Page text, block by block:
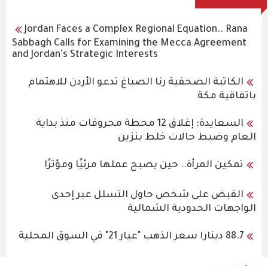
Jordan Faces a Complex Regional Equation.. Rana
Sabbagh Calls for Examining the Mecca Agreement
and Jordan's Strategic Interests
الكاتبة الصحفية رنا الصباغ تدعو الأردن للاهتمام
باتفاقية مكة
السعايدة: إغلاق 12 محطة محروقات منذ بداية
العام وضبط حالات خلط بنزين
تمكين المرأة.. حين يصبح عملها مرئيًا ومؤثرًا
القبض على شخص حاول التسلل عبر إحدى
الواجهات الحدودية الشمالية
88.7 دينارا سعر الذهب "عيار 21" في السوق المحلية